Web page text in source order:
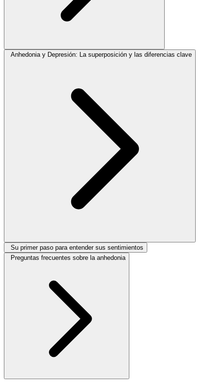
Anhedonia y Depresión: La superposición y las diferencias clave
Su primer paso para entender sus sentimientos
Preguntas frecuentes sobre la anhedonia